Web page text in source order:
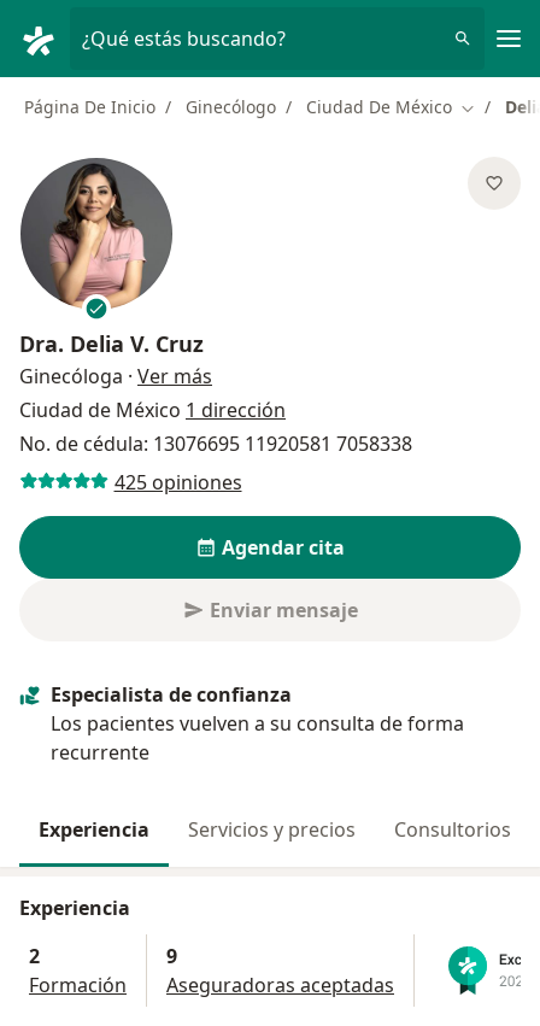
¿Qué estás buscando?
Página De Inicio Ginecólogo Ciudad De México Cambiar
Dra. Delia V. Cruz
Ginecóloga · Ver más
Ciudad de México 1 dirección
No. de cédula: 13076695 11920581 7058338
425 opiniones
Agendar cita
Enviar mensaje
Especialista de confianza
Los pacientes vuelven a su consulta de forma
recurrente
Experiencia Servicios y precios Consultorios
Experiencia
2
Formación
9
Aseguradoras aceptadas